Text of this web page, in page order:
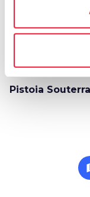
photo_camera
Pistoia